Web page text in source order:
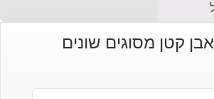
אבן קטן מסוגים שונים